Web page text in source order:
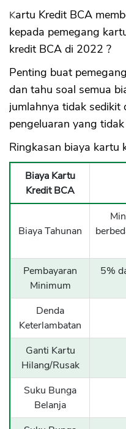
Kartu Kredit BCA membebankan sejumlah biaya
kepada pemegang
kredit BCA di 2022 ?
Penting buat
dan tahu soal semua
jumlahnya tidak sedikit
pengeluaran yang tidak
Ringkasan biaya kartu
Biaya Kartu
Kredit BCA
Biaya Tahunan
Pembayaran
Minimum
5%
Denda
Keterlambatan
Ganti Kartu
Hilang/Rusak
Suku Bunga
Belanja